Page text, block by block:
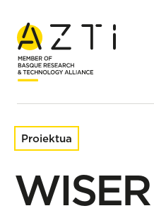
Hasiera Ikerketa-proiektuak
Proiektua
WISER